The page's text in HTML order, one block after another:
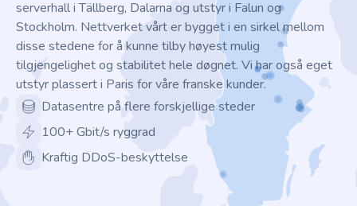
serverhall i Tällberg, Dalarna og utstyr i Falun og
Stockholm. Nettverket vårt er bygget i en sirkel mellom
disse stedene for å kunne tilby høyest mulig
tilgjengelighet og stabilitet hele døgnet. Vi har også eget
utstyr plassert i Paris for våre franske kunder.
Datasentre på flere forskjellige steder
100+ Gbit/s ryggrad
Kraftig DDoS-beskyttelse